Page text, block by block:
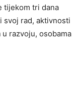
tijekom tri dana
svoj rad, aktivnosti
razvoju, osobama